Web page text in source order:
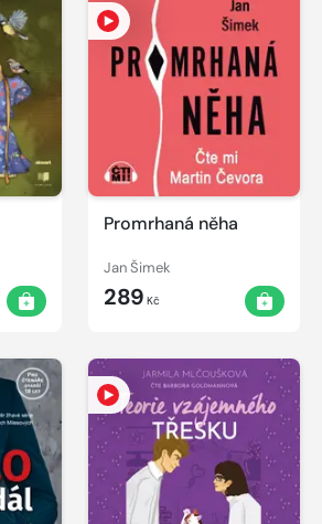
Promrhaná něha
Jan Šimek
289 Kč